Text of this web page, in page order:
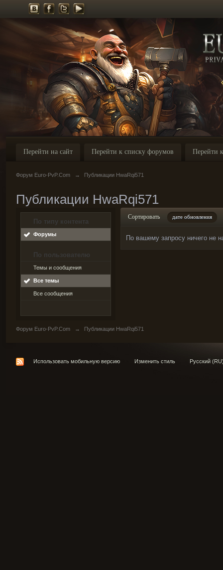
Перейти на сайт Перейти к списку форумов Перейти
Форум Euro-PvP.Com → Публикации HwaRqi571
Публикации HwaRqi571
По типу контента
Форумы
По пользователю
Темы и сообщения
Все темы
Все сообщения
Сортировать дате обновления
По вашему запросу ничего не
Форум Euro-PvP.Com → Публикации HwaRqi571
Использовать мобильную версию Изменить стиль Русский